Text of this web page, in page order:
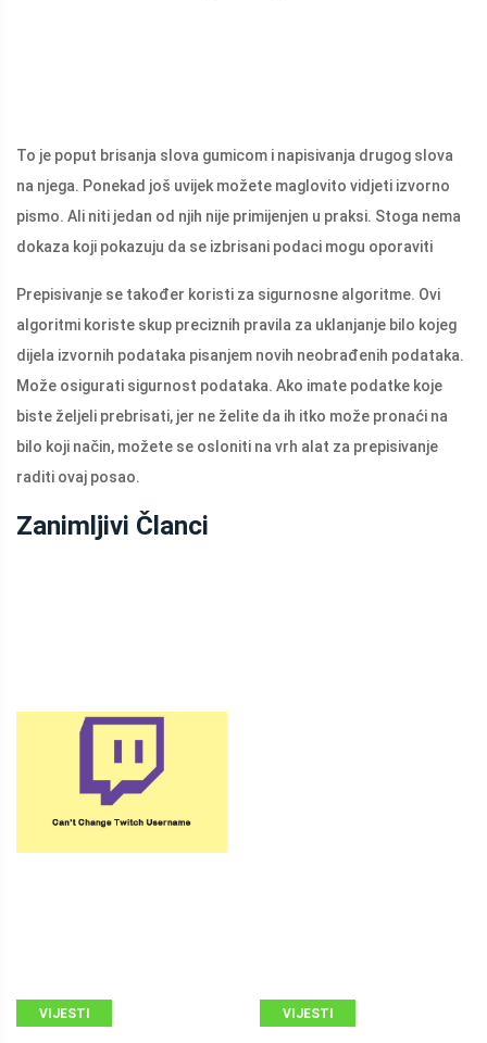
To je poput brisanja slova gumicom i napisivanja drugog slova
na njega. Ponekad još uvijek možete maglovito vidjeti izvorno
pismo. Ali niti jedan od njih nije primijenjen u praksi. Stoga nema
dokaza koji pokazuju da se izbrisani podaci mogu oporaviti
Prepisivanje se također koristi za sigurnosne algoritme. Ovi
algoritmi koriste skup preciznih pravila za uklanjanje bilo kojeg
dijela izvornih podataka pisanjem novih neobrađenih podataka.
Može osigurati sigurnost podataka. Ako imate podatke koje
biste željeli prebrisati, jer ne želite da ih itko može pronaći na
bilo koji način, možete se osloniti na vrh alat za prepisivanje
raditi ovaj posao.
Zanimljivi Članci
VIJESTI
VIJESTI